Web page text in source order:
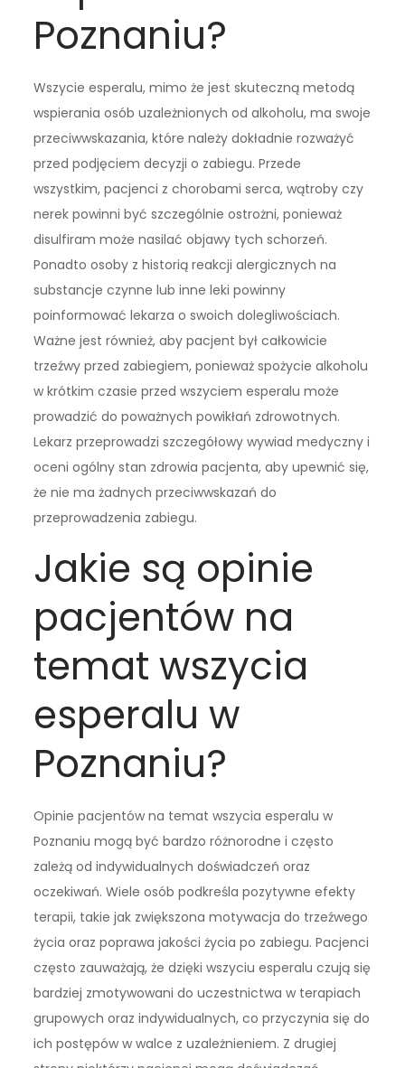
Poznaniu?
Wszycie esperalu, mimo że jest skuteczną metodą
wspierania osób uzależnionych od alkoholu, ma swoje
przeciwwskazania, które należy dokładnie rozważyć
przed podjęciem decyzji o zabiegu. Przede
wszystkim, pacjenci z chorobami serca, wątroby czy
nerek powinni być szczególnie ostrożni, ponieważ
disulfiram może nasilać objawy tych schorzeń.
Ponadto osoby z historią reakcji alergicznych na
substancje czynne lub inne leki powinny
poinformować lekarza o swoich dolegliwościach.
Ważne jest również, aby pacjent był całkowicie
trzeźwy przed zabiegiem, ponieważ spożycie alkoholu
w krótkim czasie przed wszyciem esperalu może
prowadzić do poważnych powikłań zdrowotnych.
Lekarz przeprowadzi szczegółowy wywiad medyczny i
oceni ogólny stan zdrowia pacjenta, aby upewnić się,
że nie ma żadnych przeciwwskazań do
przeprowadzenia zabiegu.
Jakie są opinie
pacjentów na
temat wszycia
esperalu w
Poznaniu?
Opinie pacjentów na temat wszycia esperalu w
Poznaniu mogą być bardzo różnorodne i często
zależą od indywidualnych doświadczeń oraz
oczekiwań. Wiele osób podkreśla pozytywne efekty
terapii, takie jak zwiększona motywacja do trzeźwego
życia oraz poprawa jakości życia po zabiegu. Pacjenci
często zauważają, że dzięki wszyciu esperalu czują się
bardziej zmotywowani do uczestnictwa w terapiach
grupowych oraz indywidualnych, co przyczynia się do
ich postępów w walce z uzależnieniem. Z drugiej